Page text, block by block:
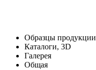
Образцы продукции
Каталоги, 3D
Галерея
Общая